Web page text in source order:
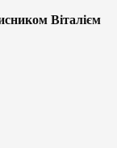
Віталієм